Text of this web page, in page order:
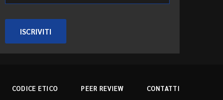
ISCRIVITI
CODICE ETICO PEER REVIEW CONTATTI